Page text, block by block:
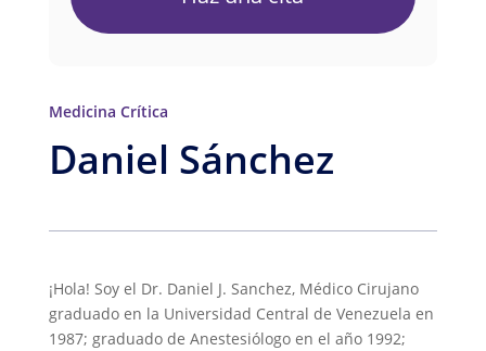
Medicina Crítica
Daniel Sánchez
¡Hola! Soy el Dr. Daniel J. Sanchez, Médico Cirujano
graduado en la Universidad Central de Venezuela en
1987; graduado de Anestesiólogo en el año 1992;